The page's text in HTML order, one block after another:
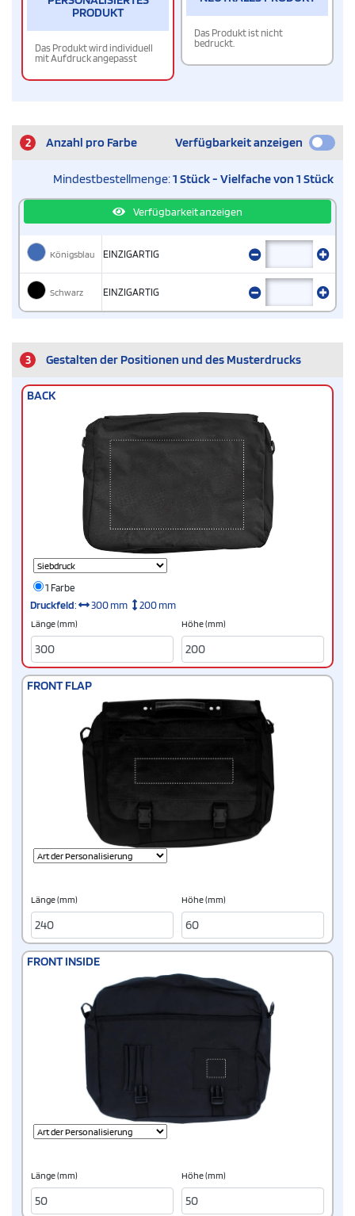
PRODUKT
Das Produkt wird individuell
mit Aufdruck angepasst
Das Produkt ist nicht
bedruckt.
2 Anzahl pro Farbe Verfügbarkeit anzeigen
Mindestbestellmenge:1 Stück - Vielfache von 1 Stück
Verfügbarkeit anzeigen
Königsblau EINZIGARTIG
Schwarz EINZIGARTIG
3 Gestalten der Positionen und des Musterdrucks
BACK
1 Farbe
Druckfeld: 300 mm 200 mm
Länge (mm) Höhe (mm)
FRONT FLAP
Länge (mm) Höhe (mm)
FRONT INSIDE
Länge (mm) Höhe (mm)